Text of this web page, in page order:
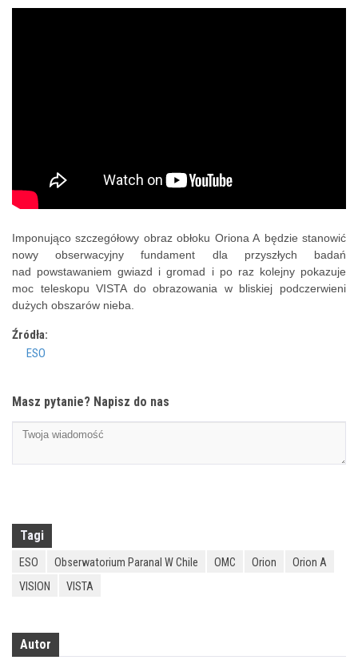
Imponująco szczegółowy obraz obłoku Oriona A będzie stanowić
nowy obserwacyjny fundament dla przyszłych badań
nad powstawaniem gwiazd i gromad i po raz kolejny pokazuje
moc teleskopu VISTA do obrazowania w bliskiej podczerwieni
dużych obszarów nieba.
Źródła:
ESO
Masz pytanie? Napisz do nas
Tagi
ESO Obserwatorium Paranal W Chile OMC Orion
Orion A
VISION
VISTA
Autor